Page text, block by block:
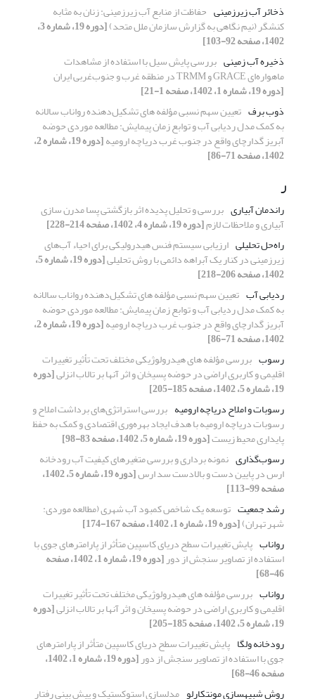
ذخائر آب زیرزمینی حفاظت از منابع آب زیرزمینی: زنان به مثابه
کنشگر (نیم نگاهی به گزارش سازمان ملل متحد) [دوره 19، شماره 3،
1402، صفحه 92-103]
ذخیره آب زمینی بررسی پایش سیل با استفاده از مشاهدات
ماهواره‌ای GRACE و TRMM در منطقه غرب و جنوب‌غربی ایران
[دوره 19، شماره 1، 1402، صفحه 1-21]
ذوب برف تعیین سهم نسبی مؤلفه های تشکیل‌دهنده رواناب سالانه
به کمک مدل ردیابی آب و توابع زمان پیمایش: مطالعه موردی حوضه
آبریز گدارچای واقع در جنوب غرب دریاچه ارومیه [دوره 19، شماره 2،
1402، صفحه 71-86]
ر
راندمان آبیاری بررسی و تحلیل پدیده اثر بازگشتی پسا مدرن سازی
آبیاری و ملاحظات لازم[دوره 19، شماره 4، 1402، صفحه 214-228]
راه‌حل تحلیلی ارزیابی سیستم فنس هیدرولیکی برای احیاء آب‌های
زیرزمینی در کنار یک آبراهه دائمی با روش تحلیلی [دوره 19، شماره 5،
1402، صفحه 206-218]
ردیابی آب تعیین سهم نسبی مؤلفه های تشکیل‌دهنده رواناب سالانه
به کمک مدل ردیابی آب و توابع زمان پیمایش: مطالعه موردی حوضه
آبریز گدارچای واقع در جنوب غرب دریاچه ارومیه [دوره 19، شماره 2،
1402، صفحه 71-86]
رسوب بررسی مؤلفه های هیدرولوژیکی مختلف تحت تأثیر تغییرات
اقلیمی و کاربری اراضی در حوضه پسیخان و اثر آنها بر تالاب انزلی[دوره
19، شماره 5، 1402، صفحه 185-205]
رسوبات و املاح دریاچه ارومیه بررسی استراتژی‌های برداشت املاح و
رسوبات دریاچه ارومیه با هدف ایجاد بهره‌وری اقتصادی و کمک به حفظ
پایداری محیط‎ زیست
[دوره 19، شماره 5، 1402، صفحه 83-98]
رسوب‌گذاری نمونه‏ برداری و بررسی متغیرهای کیفیت آب رودخانه
ارس در پایین دست و بالادست سد ارس [دوره 19، شماره 5، 1402،
صفحه 99-113]
رشد جمعیت توسعه یک شاخص کمبود آب شهری (مطالعه موردی:
شهر تهران)[دوره 19، شماره 1، 1402، صفحه 167-174]
رواناب پایش تغییرات سطح دریای کاسپین متأثر از پارامترهای جوی با
استفاده از تصاویر سنجش از دور [دوره 19، شماره 1، 1402، صفحه
46-68]
رواناب بررسی مؤلفه های هیدرولوژیکی مختلف تحت تأثیر تغییرات
اقلیمی و کاربری اراضی در حوضه پسیخان و اثر آنها بر تالاب انزلی[دوره
19، شماره 5، 1402، صفحه 185-205]
رودخانه ولگا پایش تغییرات سطح دریای کاسپین متأثر از پارامترهای
جوی با استفاده از تصاویر سنجش از دور [دوره 19، شماره 1، 1402،
صفحه 46-68]
روش شبیه‏سازی مونت‏کارلو
مدل‎سازی استوکستیک و پیش‏ بینی رفتار